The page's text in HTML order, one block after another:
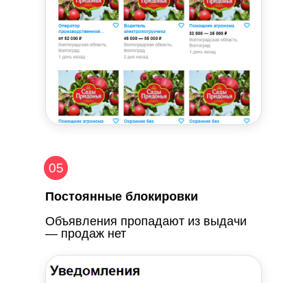
Постоянные блокировки
Объявления пропадают из выдачи
— продаж нет
05